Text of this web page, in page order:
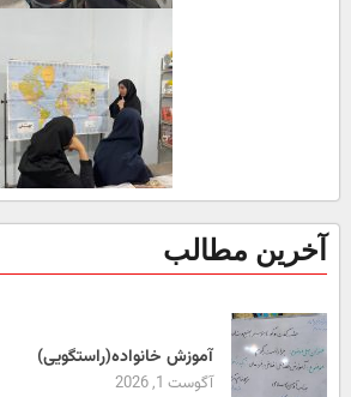
آخرین مطالب
آموزش خانواده(راستگویی)
آگوست 1, 2026